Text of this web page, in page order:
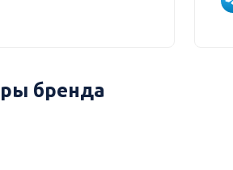
бренда